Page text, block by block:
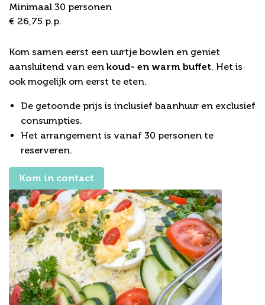
Minimaal 30 personen
€ 26,75 p.p.
Kom samen eerst een uurtje bowlen en geniet
aansluitend van een koud- en warm buffet. Het is
ook mogelijk om eerst te eten.
De getoonde prijs is inclusief baanhuur en exclusief
consumpties.
Het arrangement is vanaf 30 personen te
reserveren.
Kom in contact